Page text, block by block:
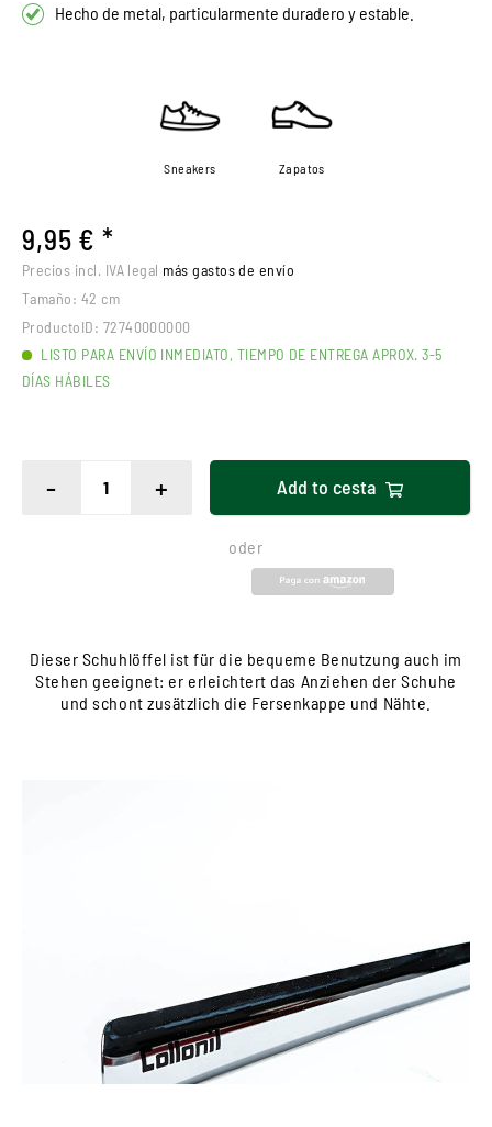
Hecho de metal, particularmente duradero y estable.
Sneakers Zapatos
9,95 € *
Precios incl. IVA legal más gastos de envío
Tamaño: 42 cm
ProductoID: 72740000000
LISTO PARA ENVÍO INMEDIATO, TIEMPO DE ENTREGA APROX. 3-5
DÍAS HÁBILES
- + Add to cesta
oder
Dieser Schuhlöffel ist für die bequeme Benutzung auch im
Stehen geeignet: er erleichtert das Anziehen der Schuhe
und schont zusätzlich die Fersenkappe und Nähte.